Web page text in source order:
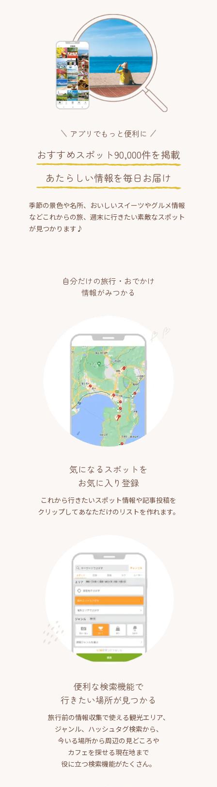
アプリでもっと便利に
おすすめスポット90,000件を掲載
あたらしい情報を毎日お届け
季節の景色や名所、おいしいスイーツやグルメ情報
などこれからの旅、週末に行きたい素敵なスポット
が見つかります♪
自分だけの旅行・おでかけ
情報がみつかる
気になるスポットを
お気に入り登録
これから行きたいスポット情報や記事投稿を
クリップしてあなただけのリストを作れます。
便利な検索機能で
行きたい場所が見つかる
旅行前の情報収集で使える観光エリア、
ジャンル、ハッシュタグ検索から、
今いる場所から周辺の見どころや
カフェを探せる現在地まで
役に立つ検索機能がたくさん。